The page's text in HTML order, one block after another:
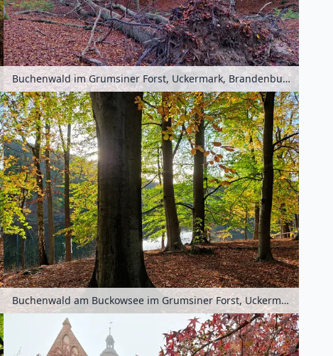
Buchenwald im Grumsiner Forst, Uckermark, Brandenburg, Deutschland
Buchenwald am Buckowsee im Grumsiner Forst, Uckermark, Brandenburg, Deutschland